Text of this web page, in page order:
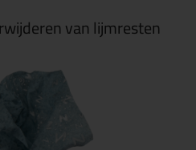
van lijmresten